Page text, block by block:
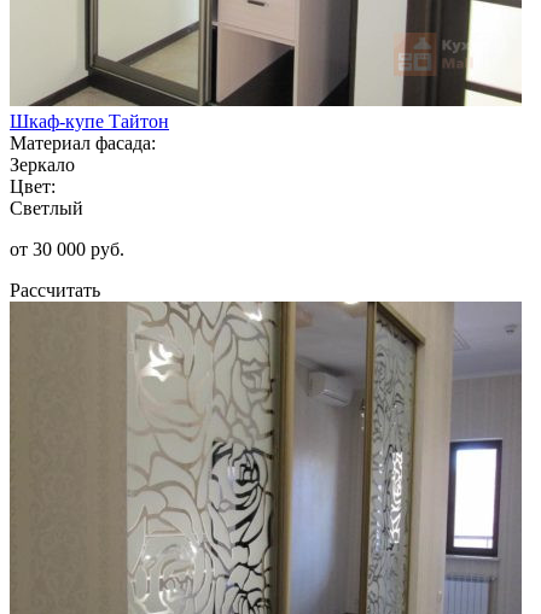
Шкаф-купе Тайтон
Материал фасада:
Зеркало
Цвет:
Светлый
от 30 000 руб.
Рассчитать